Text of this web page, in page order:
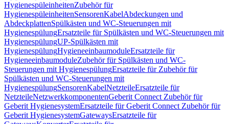
HygienespüleinheitenZubehör für
HygienespüleinheitenSensorenKabelAbdeckungen und
AbdeckplattenSpülkästen und WC-Steuerungen mit
HygienespülungErsatzteile für Spülkästen und WC-Steuerungen mit
HygienespülungUP-Spülkästen mit
HygienespülungHygieneeinbaumoduleErsatzteile für
HygieneeinbaumoduleZubehör für Spülkästen und WC-
Steuerungen mit HygienespülungErsatzteile für Zubehör für
Spülkästen und WC-Steuerungen mit
HygienespülungSensorenKabelNetzteileErsatzteile für
NetzteileNetzwerkkomponentenGeberit Connect Zubehör für
Geberit HygienesystemErsatzteile für Geberit Connect Zubehör für
Geberit HygienesystemGatewaysErsatzteile für